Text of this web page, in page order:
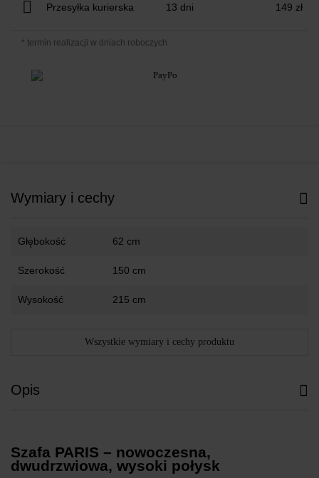
Przesyłka kurierska 13 dni 149 zł
* termin realizacji w dniach roboczych
Wymiary i cechy
Głębokość 62 cm
Szerokość 150 cm
Wysokość 215 cm
Wszystkie wymiary i cechy produktu
Opis
Szafa PARIS – nowoczesna,
dwudrzwiowa, wysoki połysk